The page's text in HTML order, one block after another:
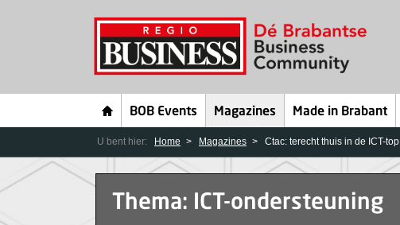
BOB Events Magazines Made in Brabant
U bent hier: Home Magazines Ctac: terecht thuis in de ICT-top
Thema: ICT-ondersteuning